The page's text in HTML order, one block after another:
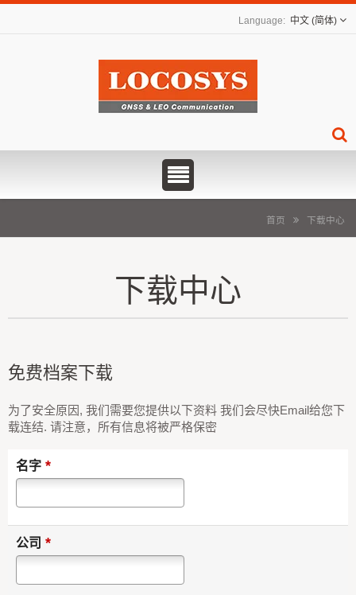
中文 (简体)
首页 下载中心
下载中心
免费档案下载
为了安全原因, 我们需要您提供以下资料 我们会尽快Email给您下
载连结. 请注意，所有信息将被严格保密
名字 *
公司 *